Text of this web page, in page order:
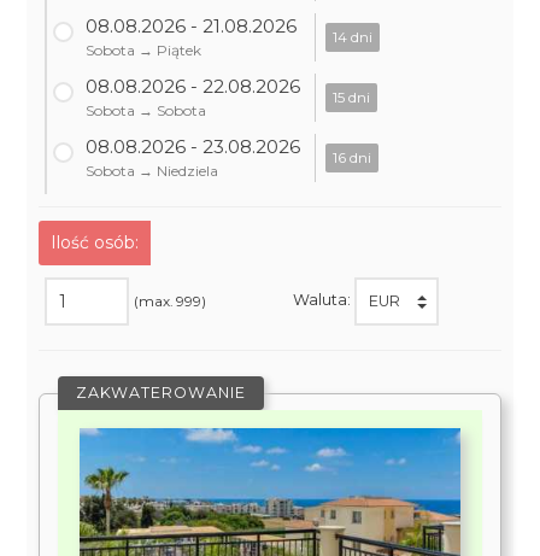
08.08.2026 - 21.08.2026
Sobota → Piątek
14 dni
08.08.2026 - 22.08.2026
Sobota → Sobota
15 dni
08.08.2026 - 23.08.2026
Sobota → Niedziela
16 dni
Ilość osób:
(max. 999) Waluta:
ZAKWATEROWANIE